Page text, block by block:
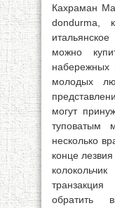
Кахраман
dondurma,
можно
молодых
могут
туповатым
несколько
конце
обратить